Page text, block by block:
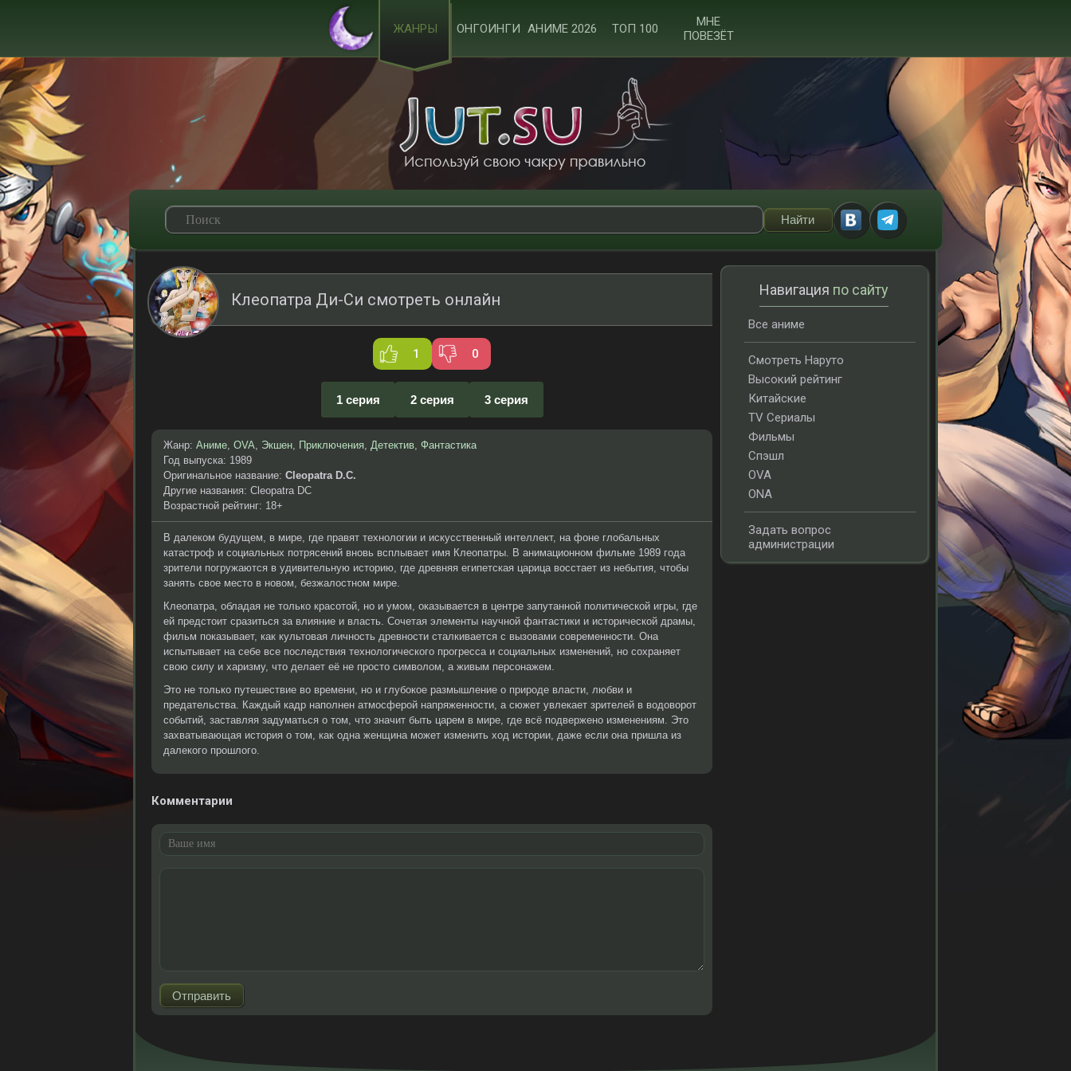
ЖАНРЫ ОНГОИНГИ АНИМЕ 2026 ТОП 100
МНЕ
ПОВЕЗЁТ
Клеопатра Ди-Си смотреть онлайн
1 0
1 серия 2 серия 3 серия
Жанр: Аниме, OVA, Экшен, Приключения, Детектив, Фантастика
Год выпуска: 1989
Оригинальное название: Cleopatra D.C.
Другие названия: Cleopatra DC
Возрастной рейтинг: 18+
В далеком будущем, в мире, где правят технологии и искусственный интеллект, на фоне глобальных
катастроф и социальных потрясений вновь всплывает имя Клеопатры. В анимационном фильме 1989 года
зрители погружаются в удивительную историю, где древняя египетская царица восстает из небытия, чтобы
занять свое место в новом, безжалостном мире.
Клеопатра, обладая не только красотой, но и умом, оказывается в центре запутанной политической игры, где
ей предстоит сразиться за влияние и власть. Сочетая элементы научной фантастики и исторической драмы,
фильм показывает, как культовая личность древности сталкивается с вызовами современности. Она
испытывает на себе все последствия технологического прогресса и социальных изменений, но сохраняет
свою силу и харизму, что делает её не просто символом, а живым персонажем.
Это не только путешествие во времени, но и глубокое размышление о природе власти, любви и
предательства. Каждый кадр наполнен атмосферой напряженности, а сюжет увлекает зрителей в водоворот
событий, заставляя задуматься о том, что значит быть царем в мире, где всё подвержено изменениям. Это
захватывающая история о том, как одна женщина может изменить ход истории, даже если она пришла из
далекого прошлого.
Комментарии
Навигация по сайту
Все аниме
Смотреть Наруто
Высокий рейтинг
Китайские
TV Сериалы
Фильмы
Спэшл
OVA
ONA
Задать вопрос
администрации